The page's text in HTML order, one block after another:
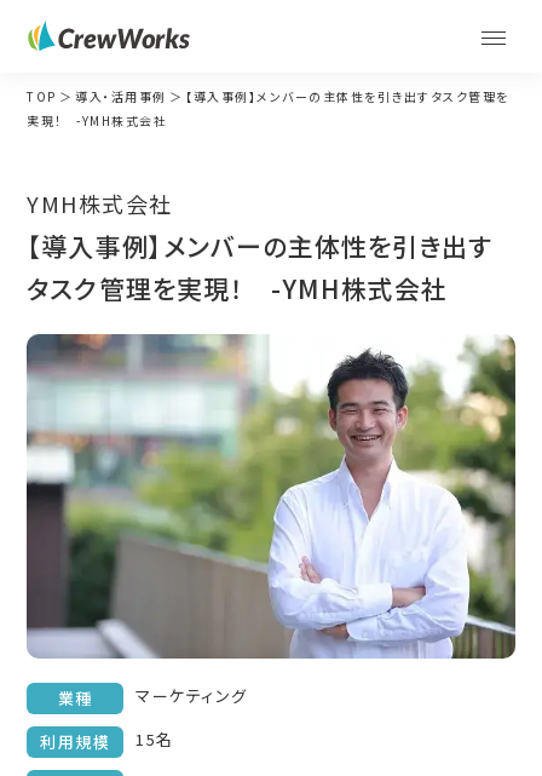
TOP 導入・活用事例
【導入事例】メンバーの主体性を引き出すタスク管理を
実現！ -YMH株式会社
YMH株式会社
【導入事例】メンバーの主体性を引き出す
タスク管理を実現！ -YMH株式会社
業種
マーケティング
利用規模
15名